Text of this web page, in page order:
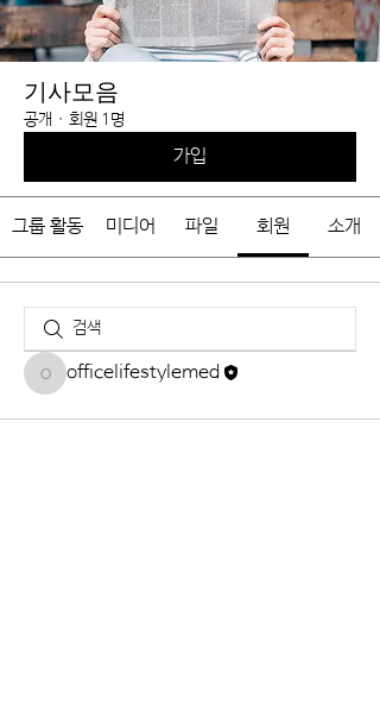
기사모음
공개 · 회원 1명
가입
그룹 활동 미디어 파일 회원 소개
officelifestylemed
officelifestylemed